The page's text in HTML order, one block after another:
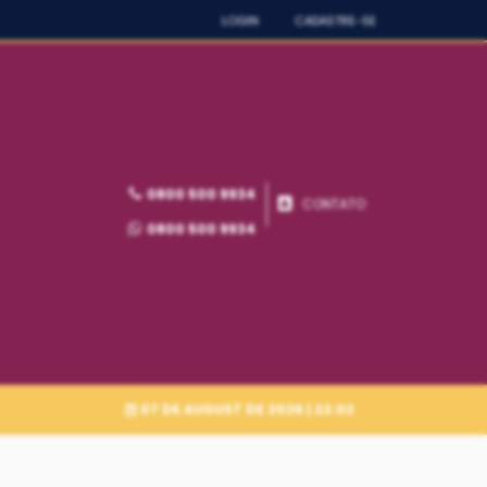
LOGIN CADASTRE-SE
0800 500 9934
0800 500 9934
CONTATO
07 DE AUGUST DE 2026| 22:02